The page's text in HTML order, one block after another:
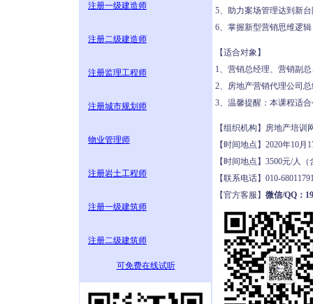
注册一级建造师
注册二级建造师
注册监理工程师
注册城市规划师
物业管理师
注册岩土工程师
注册一级建筑师
注册二级建筑师
可免费在线试听
5、助力案场管理达到新
6、掌握新型营销思维逻
【适合对象】
1、营销总经理、营销副
2、房地产营销代理公司
3、温馨提醒：本课程适
【组织机构】房地产培
【时间地点】2020年10
【时间地点】3500元/人
【联系电话】010-
【官方客服】 微信/QQ：